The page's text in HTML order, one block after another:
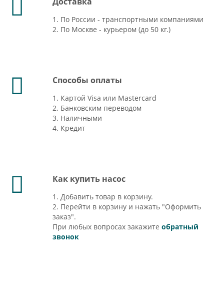
1. По России - транспортными компаниями
2. По Москве - курьером (до 50 кг.)
Способы оплаты
1. Картой Visa или Mastercard
2. Банковским переводом
3. Наличными
4. Кредит
Как купить насос
1. Добавить товар в корзину.
2. Перейти в корзину и нажать "Оформить
заказ".
При любых вопросах закажите обратный
звонок